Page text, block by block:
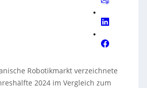
Robotikmarkt verzeichnete
2024 im Vergleich zum